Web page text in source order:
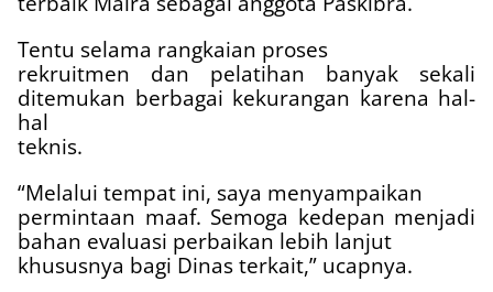
Tentu selama rangkaian proses
rekruitmen dan pelatihan banyak sekali
ditemukan berbagai kekurangan karena hal-
hal
teknis.
“Melalui tempat ini, saya menyampaikan
permintaan maaf. Semoga kedepan menjadi
bahan evaluasi perbaikan lebih lanjut
khususnya bagi Dinas terkait,” ucapnya.